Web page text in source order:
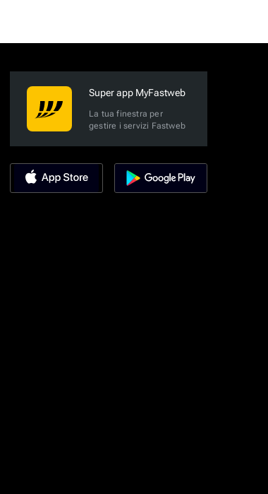
Super app MyFastweb
La tua finestra per
gestire i servizi Fastweb